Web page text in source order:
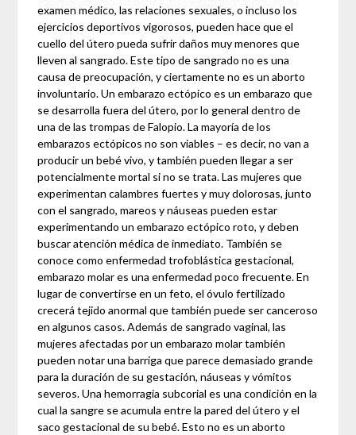
examen médico, las relaciones sexuales, o incluso los
ejercicios deportivos vigorosos, pueden hace que el
cuello del útero pueda sufrir daños muy menores que
lleven al sangrado. Este tipo de sangrado no es una
causa de preocupación, y ciertamente no es un aborto
involuntario. Un embarazo ectópico es un embarazo que
se desarrolla fuera del útero, por lo general dentro de
una de las trompas de Falopio. La mayoría de los
embarazos ectópicos no son viables – es decir, no van a
producir un bebé vivo, y también pueden llegar a ser
potencialmente mortal si no se trata. Las mujeres que
experimentan calambres fuertes y muy dolorosas, junto
con el sangrado, mareos y náuseas pueden estar
experimentando un embarazo ectópico roto, y deben
buscar atención médica de inmediato. También se
conoce como enfermedad trofoblástica gestacional,
embarazo molar es una enfermedad poco frecuente. En
lugar de convertirse en un feto, el óvulo fertilizado
crecerá tejido anormal que también puede ser canceroso
en algunos casos. Además de sangrado vaginal, las
mujeres afectadas por un embarazo molar también
pueden notar una barriga que parece demasiado grande
para la duración de su gestación, náuseas y vómitos
severos. Una hemorragia subcorial es una condición en la
cual la sangre se acumula entre la pared del útero y el
saco gestacional de su bebé. Esto no es un aborto